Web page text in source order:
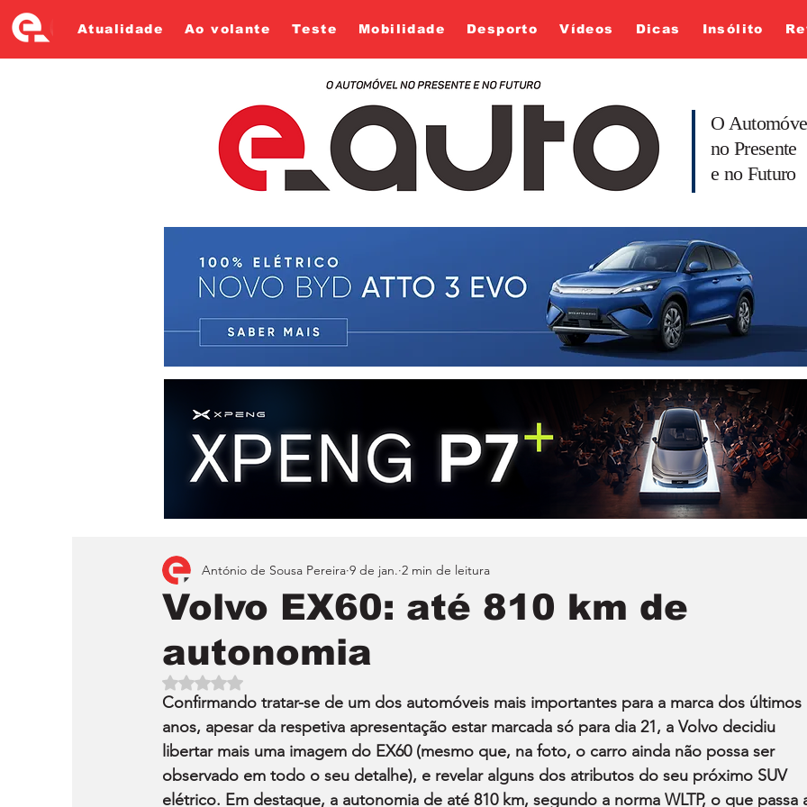
Atualidade Ao volante Teste Mobilidade Desporto Vídeos Dicas Insólito
O
no Presente
e no Futuro
Volvo EX60: até 810 km de
autonomia
António de Sousa Pereira 9 de jan. 2 min de leitura
Avaliado com NaN de 5 estrelas.
Confirmando tratar-se de um dos automóveis mais importantes para a marca dos últimos
anos, apesar da respetiva apresentação estar marcada só para dia 21, a Volvo decidiu
libertar mais uma imagem do EX60 (mesmo que, na foto, o carro ainda não possa ser
observado em todo o seu detalhe), e revelar alguns dos atributos do seu próximo SUV
elétrico. Em destaque, a autonomia de até 810 km, segundo a norma WLTP, o que passa